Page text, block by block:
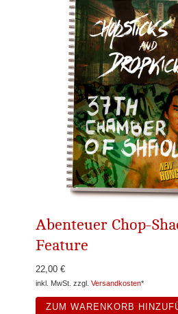
Abenteuer Chop-
Feature
22,00 €
inkl. MwSt. zzgl. Versandkosten*
ZUM WARENKORB